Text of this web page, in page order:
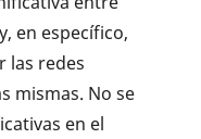
en específico,
las redes
mismas. No se
en el